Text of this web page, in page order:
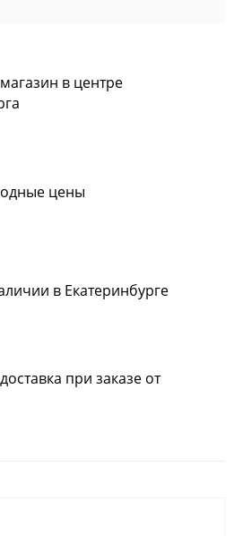
в центре
цены
в Екатеринбурге
при заказе от